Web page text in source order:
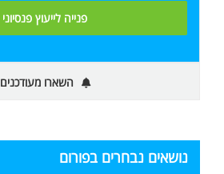
השארו מעודכנים
נושאים נבחרים בפורום